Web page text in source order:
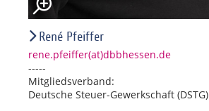
René Pfeiffer
rene.pfeiffer(at)dbbhessen.de
-----
Mitgliedsverband:
Deutsche Steuer-Gewerkschaft (DSTG)